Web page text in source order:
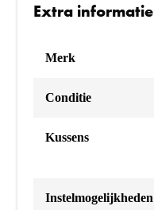
Extra informatie
Merk
Conditie
Kussens
Instelmogelijkheden